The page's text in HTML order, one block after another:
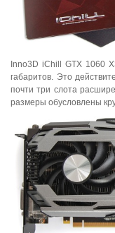
Inno3D iChill GTX 1060
габаритов. Это
почти три слота
размеры обусловлены